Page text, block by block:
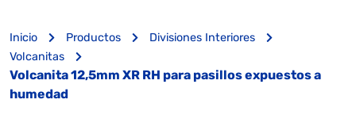
Inicio Productos
Divisiones Interiores
Volcanitas
Volcanita 12,5mm XR RH para pasillos expuestos a
humedad